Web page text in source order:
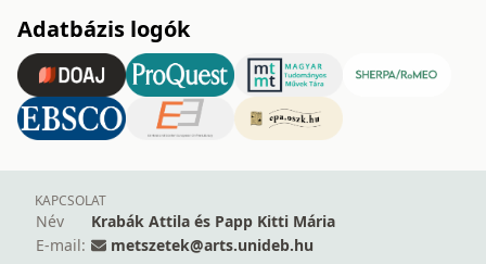
Adatbázis logók
KAPCSOLAT
Név
Krabák Attila és Papp Kitti Mária
E-mail:
metszetek@arts.unideb.hu